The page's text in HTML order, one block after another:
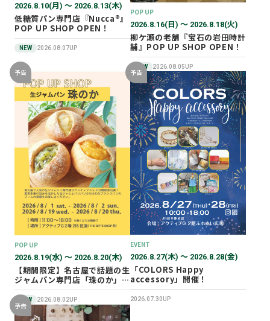
2026.8.10(月) 〜 2026.8.13(木)
低糖質パン専門店『Nucca®』
POP UP SHOP OPEN！
NEW 2026.08.07UP
POP UP
2026.8.16(日) 〜 2026.8.18(火)
柳ケ瀬の老舗『宝石の岩田時計
舗』POP UP SHOP OPEN！
NEW 2026.08.05UP
予告
POP UP
2026.8.19(水) 〜 2026.8.20(木)
【期間限定】名古屋で話題の生
ジャムパン専門店「珠のか」
POP UP SHOP
NEW 2026.08.02UP
予告
EVENT
2026.8.27(木) 〜 2026.8.28(金)
「COLORS Happy
accessory」開催！
2026.07.30UP
予告